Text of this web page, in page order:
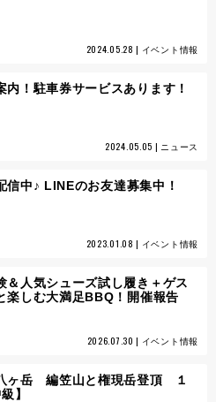
2024.05.28 | イベント情報
内！駐車券サービスあります！
2024.05.05 | ニュース
信中♪ LINEのお友達募集中！
2023.01.08 | イベント情報
＆人気シューズ試し履き＋ゲス
楽しむ大満足BBQ！開催報告
2026.07.30 | イベント情報
ヶ岳 編笠山と権現岳登頂 １
】